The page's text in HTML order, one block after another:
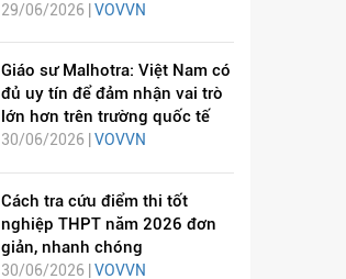
29/06/2026 | VOVVN
Giáo sư Malhotra: Việt Nam có
đủ uy tín để đảm nhận vai trò
lớn hơn trên trường quốc tế
30/06/2026 | VOVVN
Cách tra cứu điểm thi tốt
nghiệp THPT năm 2026 đơn
giản, nhanh chóng
30/06/2026 | VOVVN